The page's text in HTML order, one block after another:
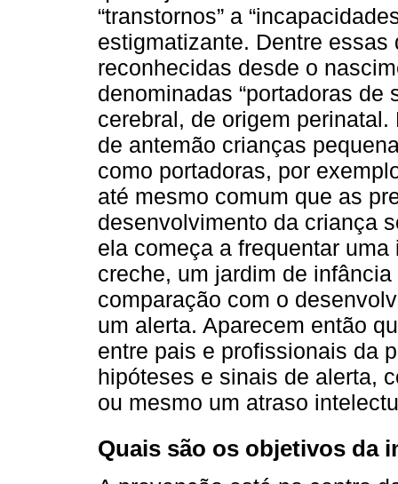
“transtornos” a
estigmatizante. Dentre
reconhecidas desde o
denominadas “portadoras de
cerebral, de origem
de antemão crianças
como portadoras, por
até mesmo comum que as
desenvolvimento da criança
ela começa a frequentar
creche, um jardim de
comparação com o
um alerta. Aparecem então
entre pais e profissionais da
hipóteses e sinais de alerta,
ou mesmo um atraso
Quais são os objetivos da